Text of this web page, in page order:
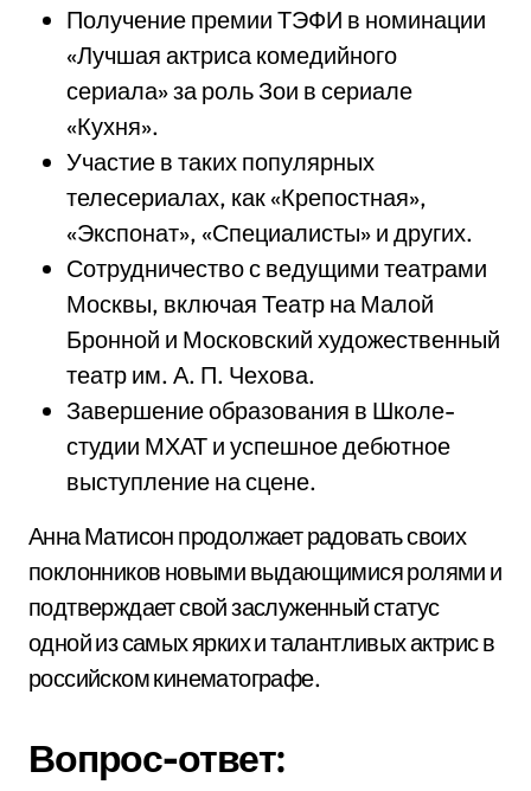
Получение премии ТЭФИ в номинации
«Лучшая актриса комедийного
сериала» за роль Зои в сериале
«Кухня».
Участие в таких популярных
телесериалах, как «Крепостная»,
«Экспонат», «Специалисты» и других.
Сотрудничество с ведущими театрами
Москвы, включая Театр на Малой
Бронной и Московский художественный
театр им. А. П. Чехова.
Завершение образования в Школе-
студии МХАТ и успешное дебютное
выступление на сцене.
Анна Матисон продолжает радовать своих
поклонников новыми выдающимися ролями и
подтверждает свой заслуженный статус
одной из самых ярких и талантливых актрис в
российском кинематографе.
Вопрос-ответ: